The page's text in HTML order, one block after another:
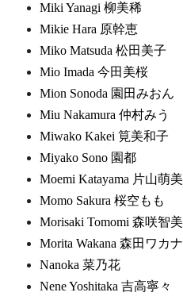
Miki Yanagi 柳美稀
Mikie Hara 原幹恵
Miko Matsuda 松田美子
Mio Imada 今田美桜
Mion Sonoda 園田みおん
Miu Nakamura 仲村みう
Miwako Kakei 筧美和子
Miyako Sono 園都
Moemi Katayama 片山萌美
Momo Sakura 桜空もも
Morisaki Tomomi 森咲智美
Morita Wakana 森田ワカナ
Nanoka 菜乃花
Nene Yoshitaka 吉高寧々